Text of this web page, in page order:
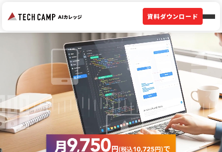
資料ダウンロード